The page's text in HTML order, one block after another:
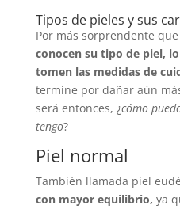
Tipos de pieles y sus
Por más sorprendente
conocen su tipo de piel,
tomen las medidas de
termine por dañar aún
será entonces, ¿cómo
tengo?
Piel normal
También llamada piel
con mayor equilibrio, ya